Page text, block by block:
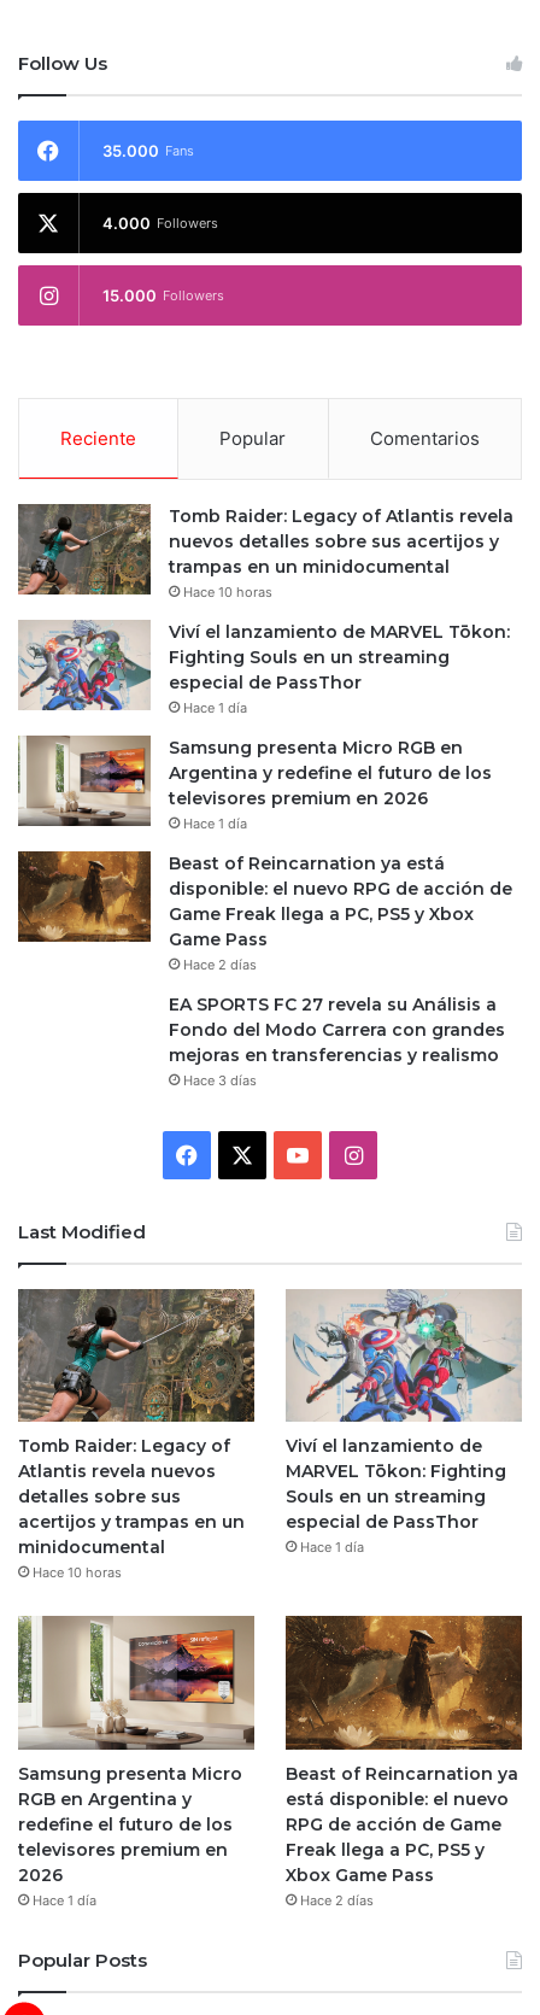
Follow Us
35.000 Fans
4.000 Followers
15.000 Followers
Reciente Popular Comentarios
Tomb Raider: Legacy of Atlantis revela
nuevos detalles sobre sus acertijos y
trampas en un minidocumental
Hace 10 horas
Viví el lanzamiento de MARVEL Tōkon:
Fighting Souls en un streaming
especial de PassThor
Hace 1 día
Samsung presenta Micro RGB en
Argentina y redefine el futuro de los
televisores premium en 2026
Hace 1 día
Beast of Reincarnation ya está
disponible: el nuevo RPG de acción de
Game Freak llega a PC, PS5 y Xbox
Game Pass
Hace 2 días
EA SPORTS FC 27 revela su Análisis a
Fondo del Modo Carrera con grandes
mejoras en transferencias y realismo
Hace 3 días
Facebook YouTubeInstagram
Last Modified
Tomb Raider: Legacy of
Atlantis revela nuevos
detalles sobre sus
acertijos y trampas en un
minidocumental
Hace 10 horas
Viví el lanzamiento de
MARVEL Tōkon: Fighting
Souls en un streaming
especial de PassThor
Hace 1 día
Samsung presenta Micro
RGB en Argentina y
redefine el futuro de los
televisores premium en
2026
Hace 1 día
Beast of Reincarnation ya
está disponible: el nuevo
RPG de acción de Game
Freak llega a PC, PS5 y
Xbox Game Pass
Hace 2 días
Popular Posts